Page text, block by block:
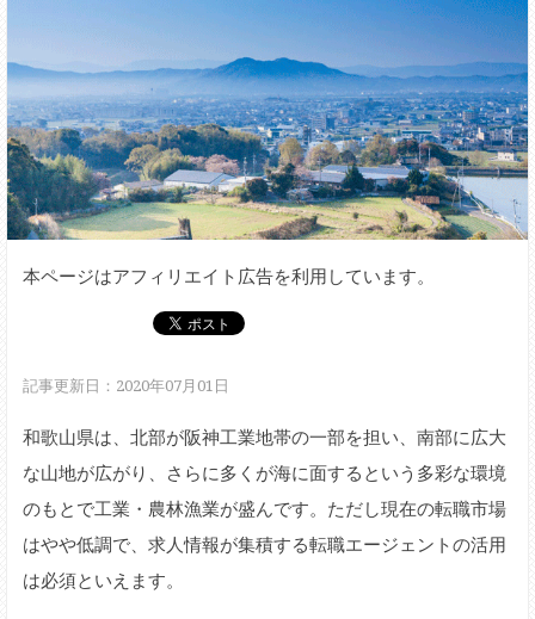
本ページはアフィリエイト広告を利用しています。
記事更新日：2020年07月01日
和歌山県は、北部が阪神工業地帯の一部を担い、南部に広大
な山地が広がり、さらに多くが海に面するという多彩な環境
のもとで工業・農林漁業が盛んです。ただし現在の転職市場
はやや低調で、求人情報が集積する転職エージェントの活用
は必須といえます。